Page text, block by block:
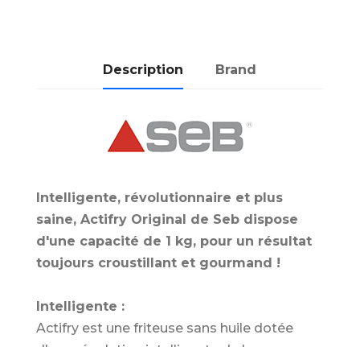
Description Brand
Intelligente, révolutionnaire et plus
saine, Actifry Original de Seb dispose
d'une capacité de 1 kg, pour un résultat
toujours croustillant et gourmand !
Intelligente :
Actifry est une friteuse sans huile dotée